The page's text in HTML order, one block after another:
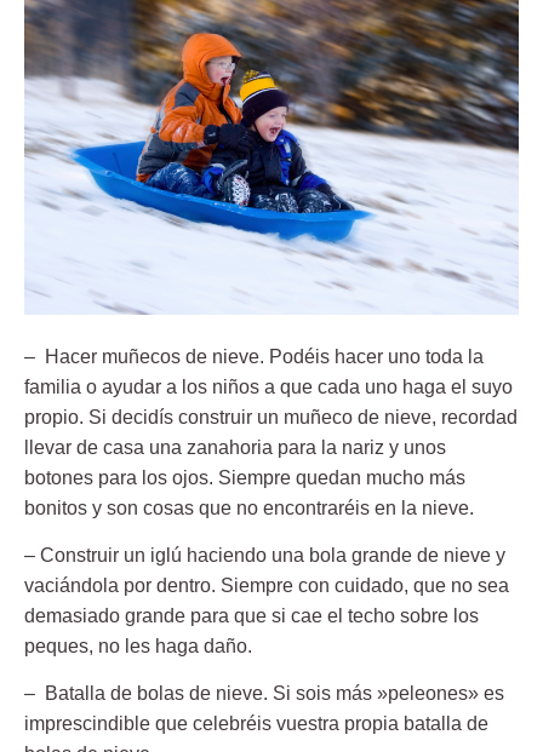
– Hacer muñecos de nieve. Podéis hacer uno toda la
familia o ayudar a los niños a que cada uno haga el suyo
propio. Si decidís construir un muñeco de nieve, recordad
llevar de casa una zanahoria para la nariz y unos
botones para los ojos. Siempre quedan mucho más
bonitos y son cosas que no encontraréis en la nieve.
– Construir un iglú haciendo una bola grande de nieve y
vaciándola por dentro. Siempre con cuidado, que no sea
demasiado grande para que si cae el techo sobre los
peques, no les haga daño.
– Batalla de bolas de nieve. Si sois más »peleones» es
imprescindible que celebréis vuestra propia batalla de